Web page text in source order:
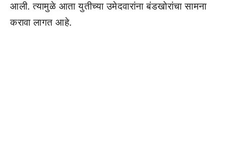
आली. त्यामुळे आता युतीच्या उमेदवारांना बंडखोरांचा सामना
करावा लागत आहे.